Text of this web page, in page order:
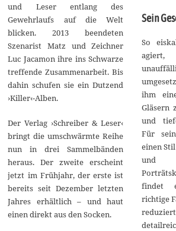
und Leser entlang des
Gewehrlaufs auf die Welt
blicken. 2013 beendeten
Szenarist Matz und Zeichner
Luc Jacamon ihre ins Schwarze
treffende Zusammenarbeit. Bis
dahin schufen sie ein Dutzend
›Killer‹-Alben.
Der Verlag ›Schreiber & Leser‹
bringt die umschwärmte Reihe
nun in drei Sammelbänden
heraus. Der zweite erscheint
jetzt im Frühjahr, der erste ist
bereits seit Dezember letzten
Jahres erhältlich – und haut
einen direkt aus den Socken.
Sein
So
ihm
Gläsern
und
Für
einen
und
findet
richtige